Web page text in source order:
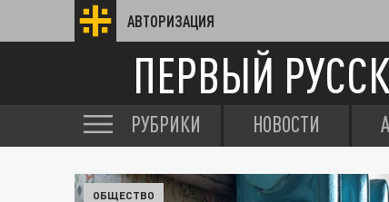
АВТОРИЗАЦИЯ
ПЕРВЫЙ
РУБРИКИ НОВОСТИ
ОБЩЕСТВО